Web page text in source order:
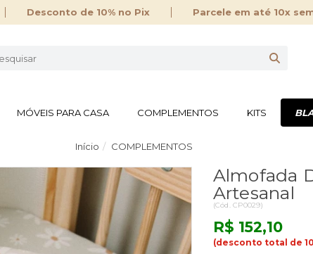
Desconto de 10% no Pix Parcele em até 10x
MÓVEIS PARA CASA COMPLEMENTOS KITS
Início COMPLEMENTOS
Almofada
Artesanal
(Cód. CP0029)
R$ 152,10
(desconto total de